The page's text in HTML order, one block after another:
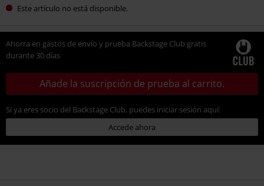
Este artículo no está disponible.
Ahorra en gastos de envío y prueba Backstage Club gratis
durante 30 días
Añade la suscripción de prueba al carrito.
Si ya eres socio del Backstage Club, puedes iniciar sesión aquí:
Accede ahora